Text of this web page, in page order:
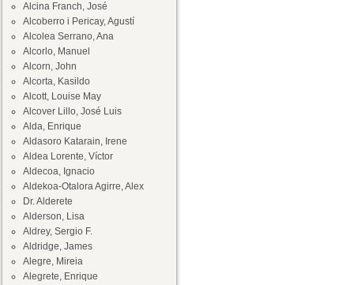
Alcina Franch, José
Alcoberro i Pericay, Agustí
Alcolea Serrano, Ana
Alcorlo, Manuel
Alcorn, John
Alcorta, Kasildo
Alcott, Louise May
Alcover Lillo, José Luis
Alda, Enrique
Aldasoro Katarain, Irene
Aldea Lorente, Víctor
Aldecoa, Ignacio
Aldekoa-Otalora Agirre, Alex
Dr. Alderete
Alderson, Lisa
Aldrey, Sergio F.
Aldridge, James
Alegre, Mireia
Alegrete, Enrique